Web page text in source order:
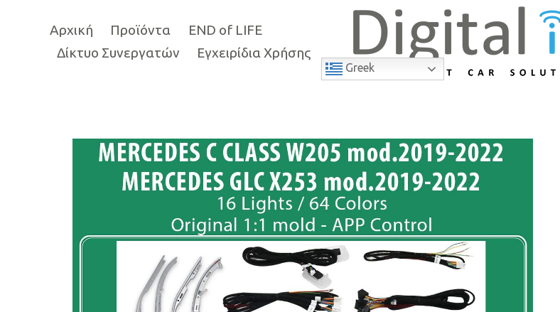
Αρχική Προϊόντα
END of LIFE
Δίκτυο Συνεργατών
Εγχειρίδια Χρήσης
Greek
3% Έκπτωση